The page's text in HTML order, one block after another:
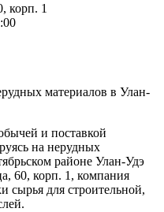
корп. 1
материалов в Улан-
и поставкой
на нерудных
районе Улан-Удэ
60, корп. 1, компания
сырья для строительной,